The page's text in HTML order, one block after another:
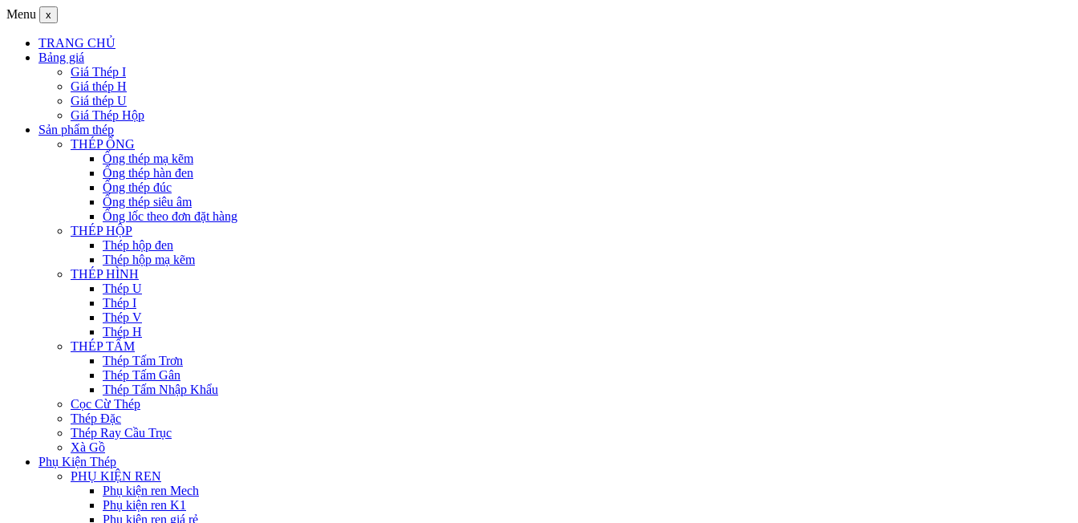
Menu x
TRANG CHỦ
Bảng giá
Giá Thép I
Giá thép H
Giá thép U
Giá Thép Hộp
Sản phẩm thép
THÉP ỐNG
Ống thép mạ kẽm
Ống thép hàn đen
Ống thép đúc
Ống thép siêu âm
Ống lốc theo đơn đặt hàng
THÉP HỘP
Thép hộp đen
Thép hộp mạ kẽm
THÉP HÌNH
Thép U
Thép I
Thép V
Thép H
THÉP TẤM
Thép Tấm Trơn
Thép Tấm Gân
Thép Tấm Nhập Khẩu
Cọc Cừ Thép
Thép Đặc
Thép Ray Cầu Trục
Xà Gồ
Phụ Kiện Thép
PHỤ KIỆN REN
Phụ kiện ren Mech
Phụ kiện ren K1
Phụ kiện ren giá rẻ